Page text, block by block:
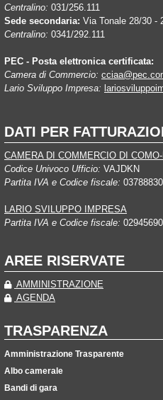
Centralino: 031/256.111
Sede secondaria: Via Tonale 28/30 -
Centralino: 0341/292.111
PEC - Posta elettronica certificata:
Camera di Commercio:
Lario Sviluppo Impresa:
DATI PER
CAMERA DI COMMERCIO DI
Codice Univoco Ufficio: VAJDKN
Partita IVA e Codice fiscale:
LARIO SVILUPPO IMPRESA
Partita IVA e Codice fiscale:
AREE RISERVATE
AMMINISTRAZIONE
AGENDA
TRASPARENZA
Amministrazione Trasparente
Albo camerale
Bandi di gara